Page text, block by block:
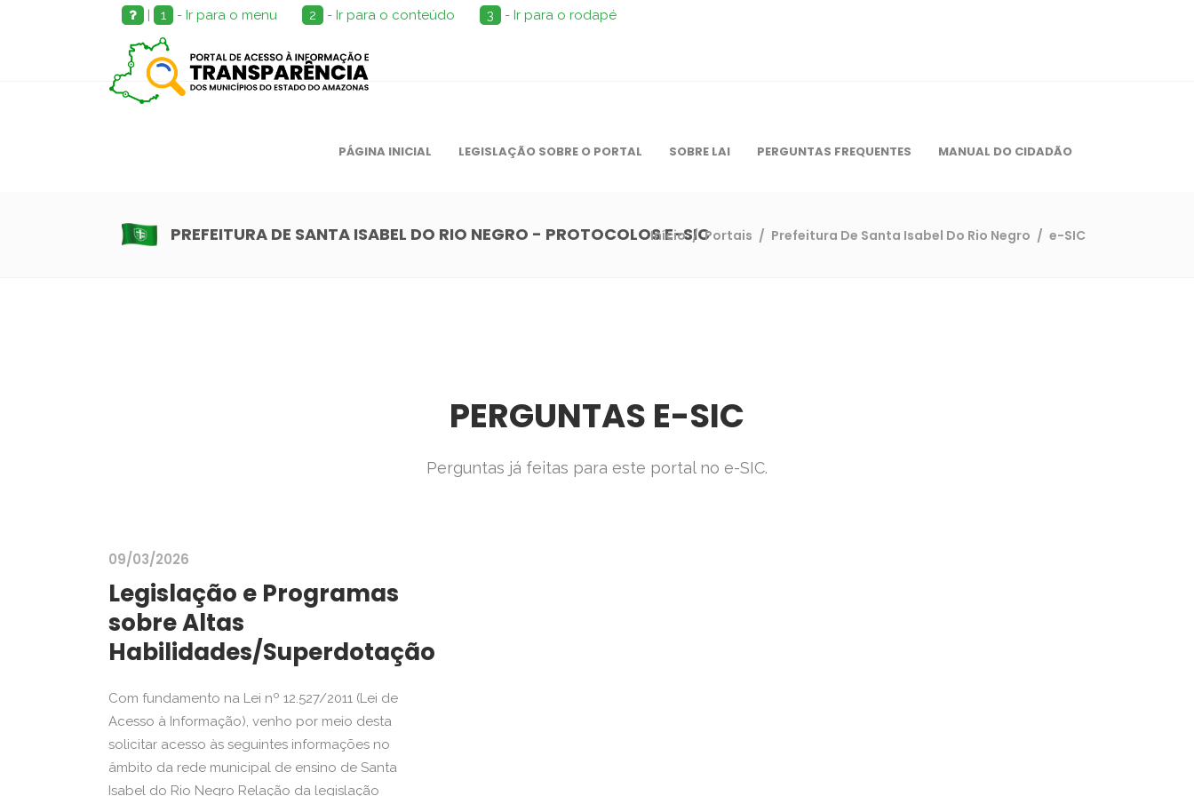
| 1 - Ir para o menu 2 - Ir para o conteúdo 3 - Ir para o rodapé
PÁGINA INICIAL LEGISLAÇÃO SOBRE O PORTAL SOBRE LAI PERGUNTAS FREQUENTES MANUAL DO CIDADÃO
PREFEITURA DE SANTA ISABEL DO RIO NEGRO - PROTOCOLOS E-SIC
Início / Portais / Prefeitura De Santa Isabel Do Rio Negro / e-SIC
PERGUNTAS E-SIC
Perguntas já feitas para este portal no e-SIC.
09/03/2026
Legislação e Programas
sobre Altas
Habilidades/Superdotação
Com fundamento na Lei nº 12.527/2011 (Lei de
Acesso à Informação), venho por meio desta
solicitar acesso às seguintes informações no
âmbito da rede municipal de ensino de Santa
Isabel do Rio Negro Relação da legislação